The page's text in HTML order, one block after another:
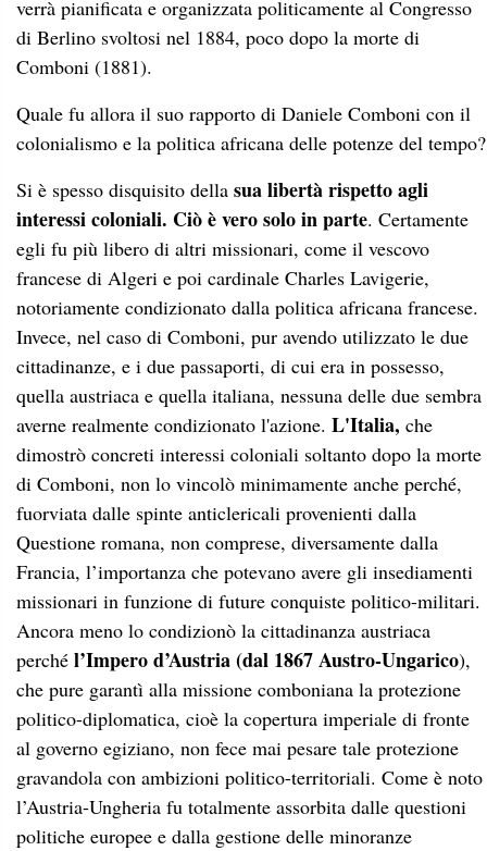
verrà pianificata e organizzata politicamente al Congresso
di Berlino svoltosi nel 1884, poco dopo la morte di
Comboni (1881).
Quale fu allora il suo rapporto di Daniele Comboni con il
colonialismo e la politica africana delle potenze del tempo?
Si è spesso disquisito della sua libertà rispetto agli
interessi coloniali. Ciò è vero solo in parte. Certamente
egli fu più libero di altri missionari, come il vescovo
francese di Algeri e poi cardinale Charles Lavigerie,
notoriamente condizionato dalla politica africana francese.
Invece, nel caso di Comboni, pur avendo utilizzato le due
cittadinanze, e i due passaporti, di cui era in possesso,
quella austriaca e quella italiana, nessuna delle due sembra
averne realmente condizionato l'azione. L'Italia, che
dimostrò concreti interessi coloniali soltanto dopo la morte
di Comboni, non lo vincolò minimamente anche perché,
fuorviata dalle spinte anticlericali provenienti dalla
Questione romana, non comprese, diversamente dalla
Francia, l’importanza che potevano avere gli insediamenti
missionari in funzione di future conquiste politico-militari.
Ancora meno lo condizionò la cittadinanza austriaca
perché l’Impero d’Austria (dal 1867 Austro-Ungarico),
che pure garantì alla missione comboniana la protezione
politico-diplomatica, cioè la copertura imperiale di fronte
al governo egiziano, non fece mai pesare tale protezione
gravandola con ambizioni politico-territoriali. Come è noto
l’Austria-Ungheria fu totalmente assorbita dalle questioni
politiche europee e dalla gestione delle minoranze